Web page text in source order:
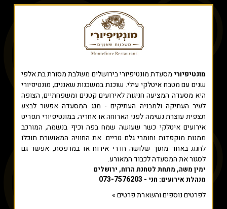
מונטיפיורימסעדת מונטיפיורי בירושלים משלבת מסורת בת אלפי
שנים עם מטבח איטלקי עילי. שוכנת במשכנות שאננים, מונטיפיורי
היא מסעדה המציעה חגיגות לאירועים קטנים ומשפחתיים, הצופה
לעיר העתיקה ולמבניה העתיקים - מגג המסעדה אפשר לבצע
תצפית עוצרת נשימה לפני הארוחה או אחריה. במונטיפיורי תפריט
אירועים איטלקי כשר שעושה שמח בפה וכיף בנשמה, המורכב
ממנות מוקפדות וחומרי גלם טריים. את החוויה המאושרת תוכלו
לחגוג באחד מתוך שלושה חדרי אירוח או במרפסת, אפשר גם
לסגור את המסעדה לכבוד המאורע.
ימין משה, מתחת לטחנת הרוח, ירושלים
מנהלת אירועים: חני - 073-7576203
לפרטים נוספים והשארת פרטים »